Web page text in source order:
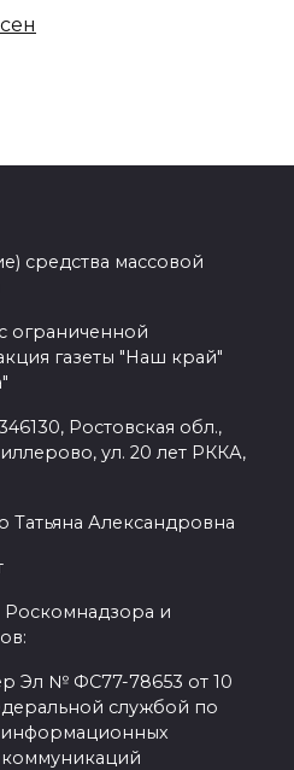
средства массовой
ограниченной
газеты "Наш край"
Ростовская обл.,
ул. 20 лет РККА,
Татьяна Александровна
Роскомнадзора и
Эл № ФС77-78653 от 10
службой по
информационных